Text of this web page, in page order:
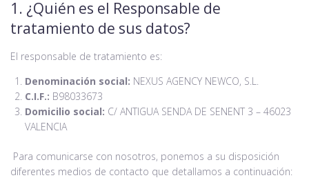
BLOG
TRABAJA EN NEXUS
1. ¿Quién es el Responsable de
tratamiento de sus datos?
El responsable de tratamiento es:
Denominación social: NEXUS AGENCY NEWCO, S.L.
C.I.F.: B98033673
Domicilio social: C/ ANTIGUA SENDA DE SENENT 3 – 46023
VALENCIA
Para comunicarse con nosotros, ponemos a su disposición
diferentes medios de contacto que detallamos a continuación: